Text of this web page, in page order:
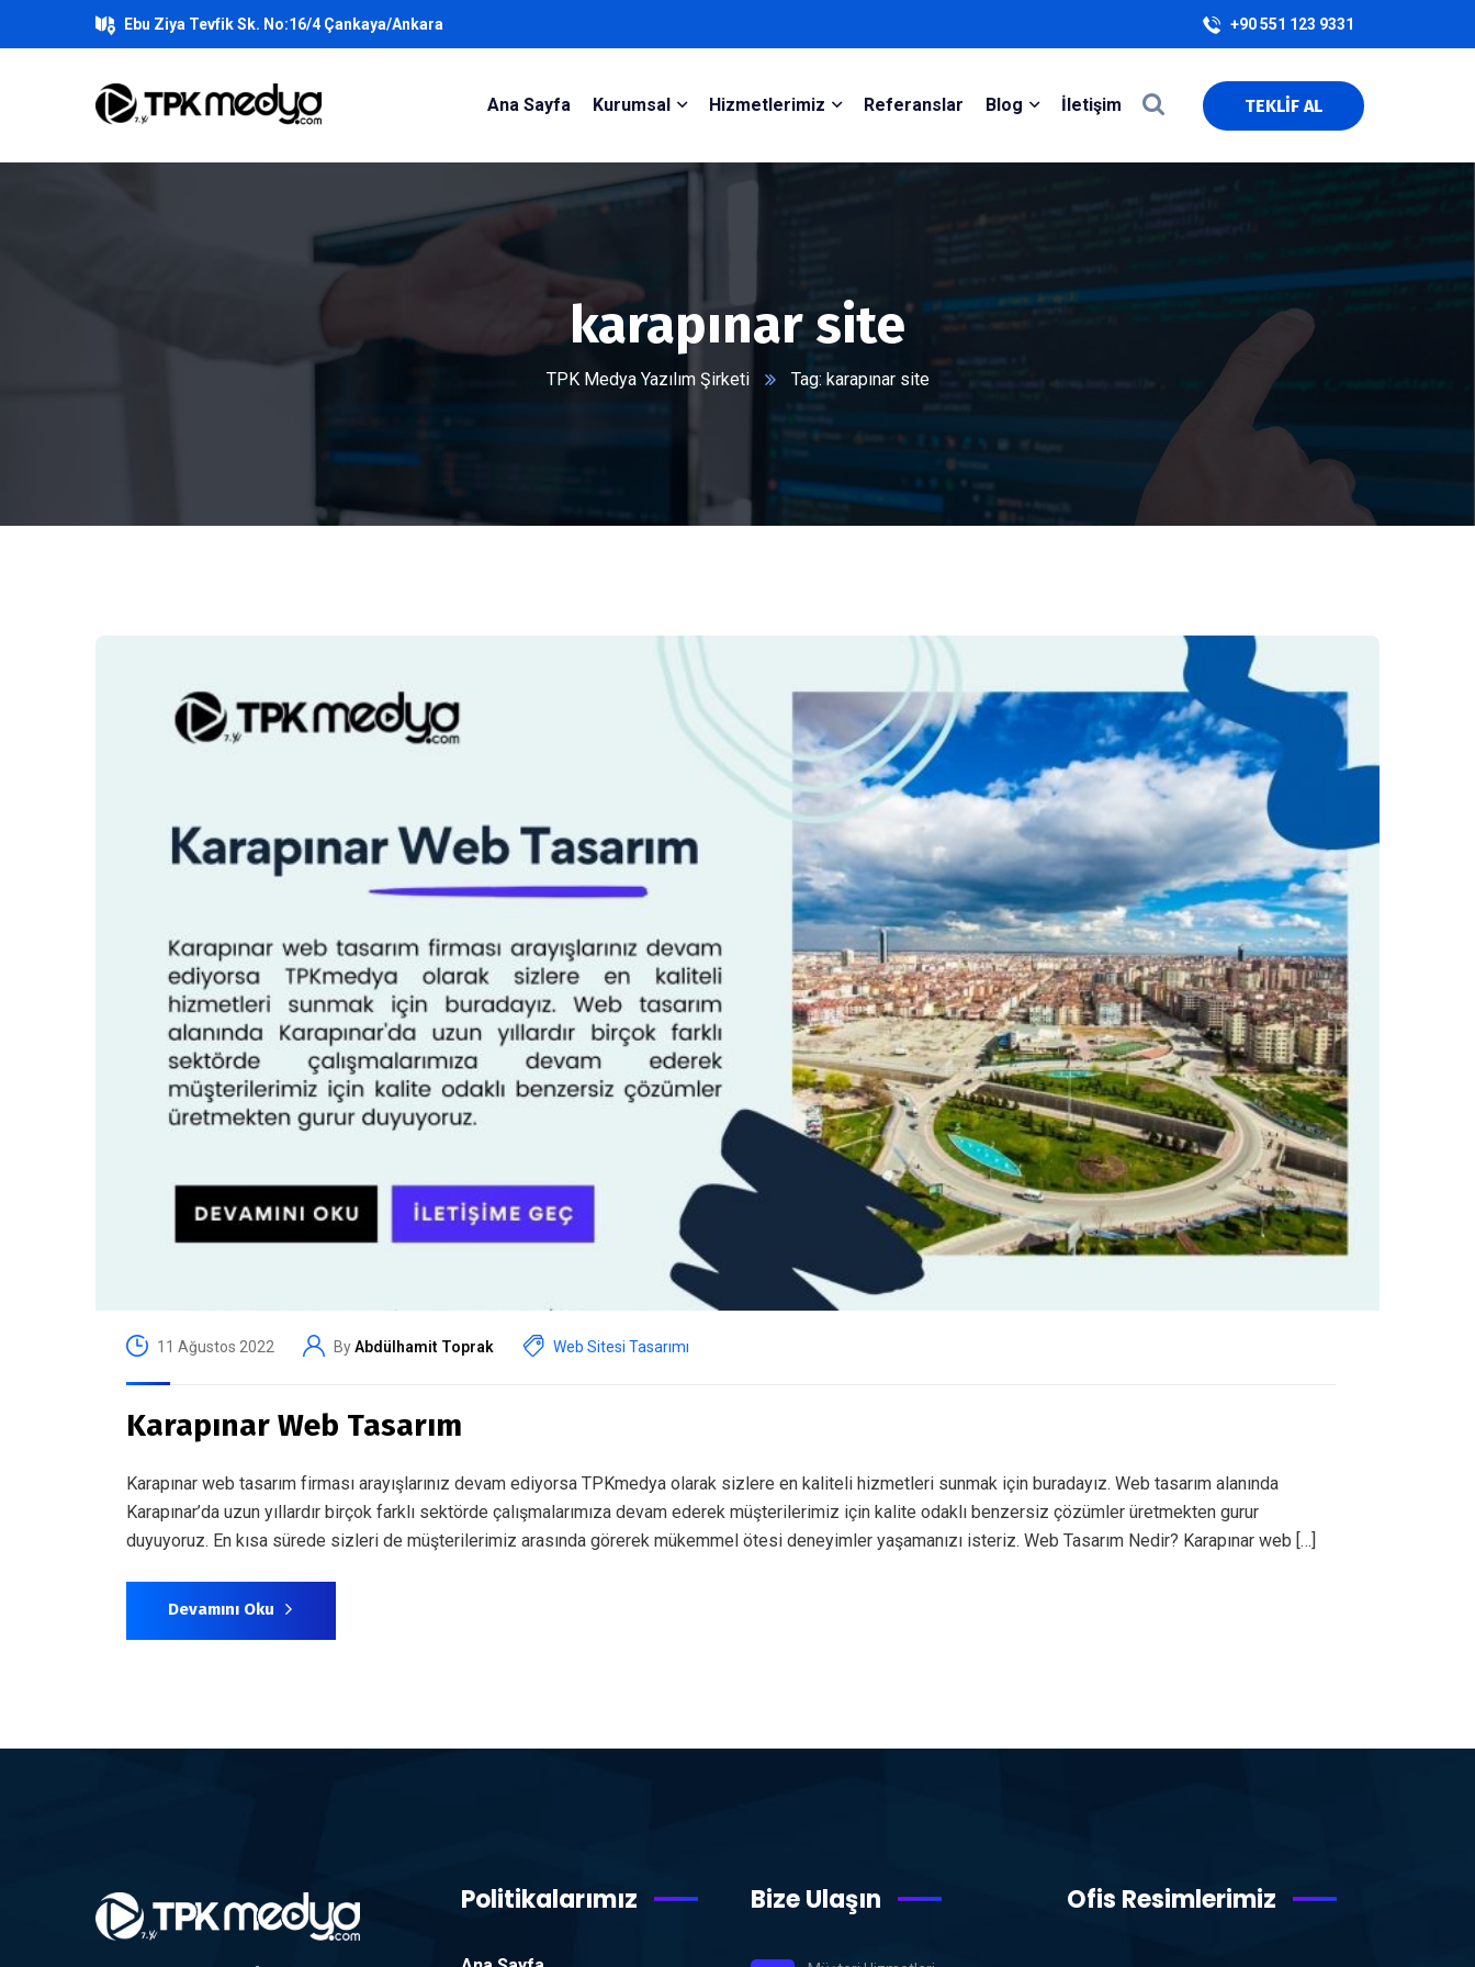
Ebu Ziya Tevfik Sk. No:16/4 Çankaya/Ankara +90 551 123 9331
Ana Sayfa Kurumsal Hizmetlerimiz Referanslar Blog İletişim TEKLİF AL
karapınar site
TPK Medya Yazılım Şirketi Tag: karapınar site
11 Ağustos 2022 ByAbdülhamit Toprak Web Sitesi Tasarımı
Karapınar Web Tasarım
Karapınar web tasarım firması arayışlarınız devam ediyorsa TPKmedya olarak sizlere en kaliteli hizmetleri sunmak için buradayız. Web tasarım alanında
Karapınar’da uzun yıllardır birçok farklı sektörde çalışmalarımıza devam ederek müşterilerimiz için kalite odaklı benzersiz çözümler üretmekten gurur
duyuyoruz. En kısa sürede sizleri de müşterilerimiz arasında görerek mükemmel ötesi deneyimler yaşamanızı isteriz. Web Tasarım Nedir? Karapınar web […]
Devamını Oku
Politikalarımız Bize Ulaşın Ofis Resimlerimiz